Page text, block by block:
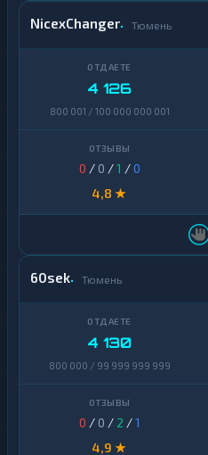
NicexChanger Тюмень
4 126
800 001 / 100 000 000 001
0 / 0 /1 /0
4,8 ★
60sek Тюмень
4 130
800 000 / 99 999 999 999
0 / 0 / 2 /1
4,9 ★